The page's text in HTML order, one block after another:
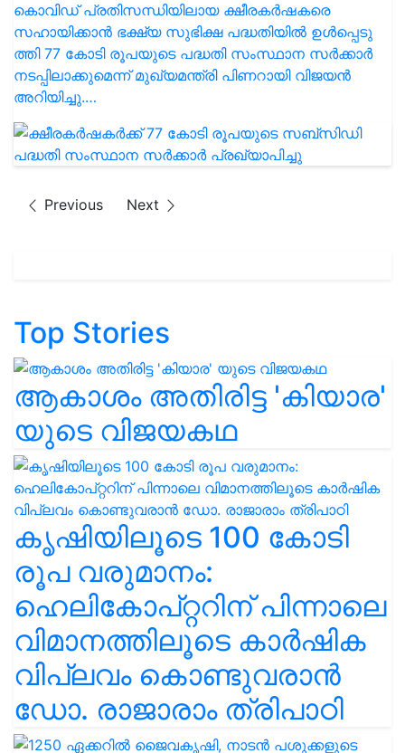
കൊവിഡ് പ്രതിസന്ധിയിലായ ക്ഷീ​ര​ക​ർ​ഷ​ക​രെ
സഹായിക്കാന്‍ ഭ​ക്ഷ്യ സു​ഭി​ക്ഷ പ​ദ്ധ​തി​യി​ൽ ഉ​ൾ​പ്പെ​ടു​
ത്തി 77 കോ​ടി രൂ​പ​യു​ടെ പ​ദ്ധ​തി​ സംസ്ഥാന സര്‍ക്കാര്‍
നടപ്പിലാക്കുമെന്ന് മു​ഖ്യ​മ​ന്ത്രി പി​ണ​റാ​യി വി​ജ​യ​ൻ
അറിയിച്ചു.…
Previous Next
Top Stories
ആകാശം അതിരിട്ട 'കിയാര'
യുടെ വിജയകഥ
കൃഷിയിലൂടെ 100 കോടി
രൂപ വരുമാനം:
ഹെലികോപ്റ്ററിന് പിന്നാലെ
വിമാനത്തിലൂടെ കാർഷിക
വിപ്ലവം കൊണ്ടുവരാൻ
ഡോ. രാജാരാം ത്രിപാഠി